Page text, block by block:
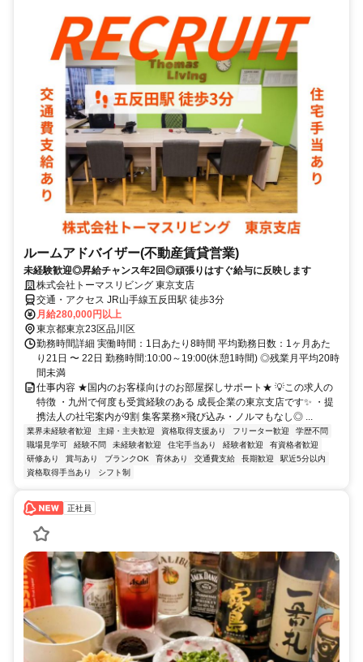
ルームアドバイザー(不動産賃貸営業)
未経験歓迎◎昇給チャンス年2回◎頑張りはすぐ給与に反映します
株式会社トーマスリビング 東京支店
交通・アクセス JR山手線五反田駅 徒歩3分
月給280,000円以上
東京都東京23区品川区
勤務時間詳細 実働時間：1日あたり8時間 平均勤務日数：1ヶ月あた
り21日 〜 22日 勤務時間:10:00～19:00(休憩1時間) ◎残業月平均20時
間未満
仕事内容 ★国内のお客様向けのお部屋探しサポート★ 💡この求人の
特徴 ・九州で何度も受賞経験のある 成長企業の東京支店です✨ ・提
携法人の社宅案内が9割 集客業務×飛び込み・ノルマもなし◎ ...
業界未経験者歓迎 主婦・主夫歓迎 資格取得支援あり フリーター歓迎
学歴不問
職場見学可
経験不問 未経験者歓迎 住宅手当あり 経験者歓迎
有資格者歓迎
研修あり
賞与あり ブランクOK 育休あり 交通費支給 長期歓迎
駅近5分以内
資格取得手当あり
シフト制
正社員